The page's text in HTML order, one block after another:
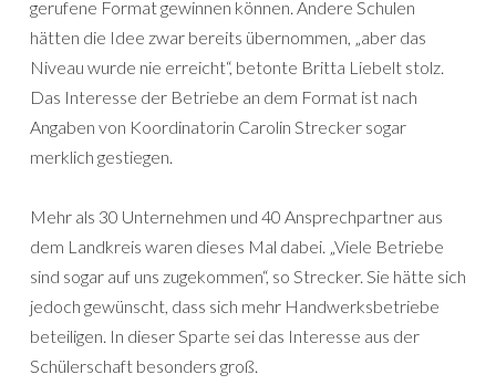
gerufene Format gewinnen können. Andere Schulen
hätten die Idee zwar bereits übernommen, „aber das
Niveau wurde nie erreicht“, betonte Britta Liebelt stolz.
Das Interesse der Betriebe an dem Format ist nach
Angaben von Koordinatorin Carolin Strecker sogar
merklich gestiegen.
Mehr als 30 Unternehmen und 40 Ansprechpartner aus
dem Landkreis waren dieses Mal dabei. „Viele Betriebe
sind sogar auf uns zugekommen“, so Strecker. Sie hätte sich
jedoch gewünscht, dass sich mehr Handwerksbetriebe
beteiligen. In dieser Sparte sei das Interesse aus der
Schülerschaft besonders groß.